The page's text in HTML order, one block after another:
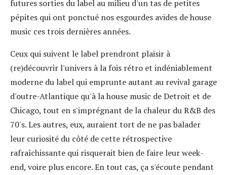
futures sorties du label au milieu d'un tas de petites
pépites qui ont ponctué nos esgourdes avides de house
music ces trois dernières années.
Ceux qui suivent le label prendront plaisir à
(re)découvrir l'univers à la fois rétro et indéniablement
moderne du label qui emprunte autant au revival garage
d'outre-Atlantique qu'à la house music de Detroit et de
Chicago, tout en s'imprégnant de la chaleur du R&B des
70's. Les autres, eux, auraient tort de ne pas balader
leur curiosité du côté de cette rétrospective
rafraîchissante qui risquerait bien de faire leur week-
end, voire plus encore. En tout cas, ça s'écoute pendant